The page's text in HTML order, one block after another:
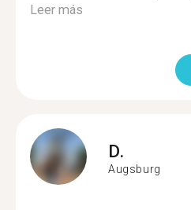
Leer más
D.
Augsburg